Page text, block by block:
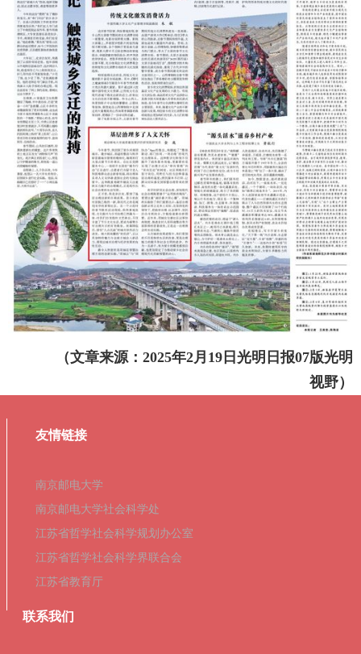
（文章来源： 2025年2月 19 日光明日报07版光明
视野）
友情链接
南京邮电大学
南京邮电大学社会科学处
江苏省哲学社会科学规划办公室
江苏省哲学社会科学界联合会
江苏省教育厅
联系我们